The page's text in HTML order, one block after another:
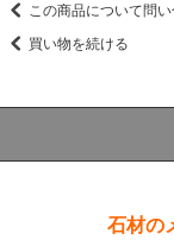
この商品について問
買い物を続ける
石材のメン